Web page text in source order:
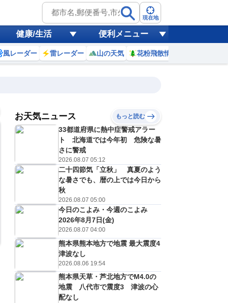
現在地
健康/生活 便利メニュー
風レーダー 雷レーダー 山の天気 花粉飛散情報
ミリ 15
21
ミリ
℃
m/s
22
4 ミリ
18m/s
23
4ミリ
18m/s
8日(土)
0
2ミリ
18 m/s
1
2 ミリ
お天気ニュース もっと読む
33都道府県に熱中症警戒アラー
ト 北海道では今年初 危険な暑
さに警戒
2026.08.07 05:12
二十四節気「立秋」 真夏のよう
な暑さでも、暦の上では今日から
秋
2026.08.07 05:00
今日のこよみ・今週のこよみ
2026年8月7日(金)
2026.08.07 04:00
熊本県熊本地方で地震 最大震度4
津波なし
2026.08.06 19:54
熊本県天草・芦北地方でM4.0の
地震 八代市で震度3 津波の心
配なし